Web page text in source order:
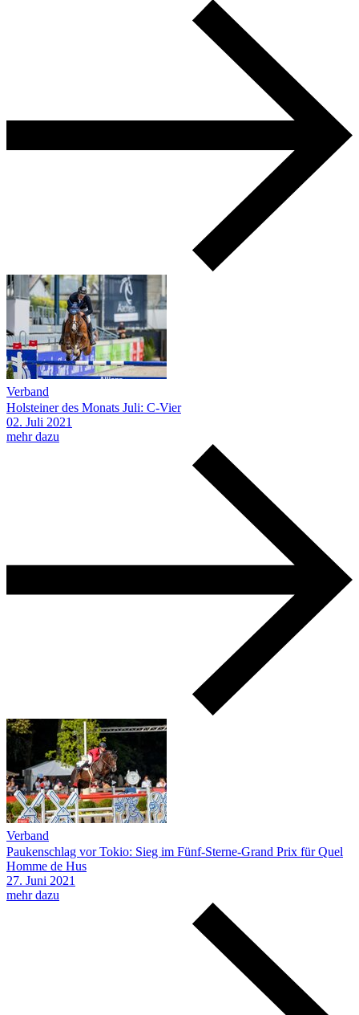
Verband
Holsteiner des Monats Juli: C-Vier
02. Juli 2021
mehr dazu
Verband
Paukenschlag vor Tokio: Sieg im Fünf-Sterne-Grand Prix für Quel
Homme de Hus
27. Juni 2021
mehr dazu